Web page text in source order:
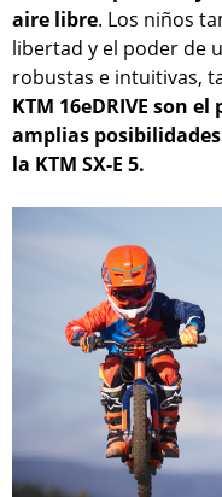
aire libre. Los niños
libertad y el poder de
robustas e intuitivas,
KTM 16eDRIVE son
amplias
la KTM SX-E 5.